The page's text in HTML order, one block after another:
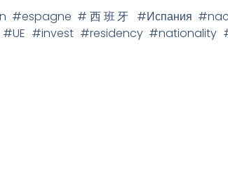
#espagne #西班牙 #Испания
#invest #residency #nationality